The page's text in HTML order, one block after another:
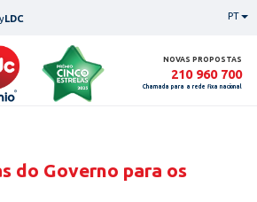
LDC PT
NOVAS PROPOSTAS
210 960 700
Chamada para a rede fixa nacional
do Governo para os